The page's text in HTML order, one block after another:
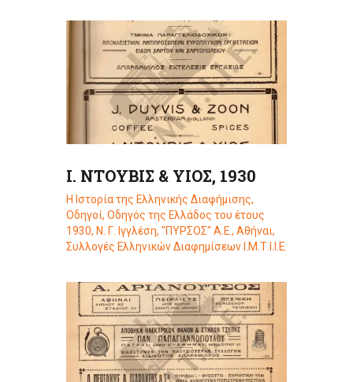
Ι. ΝΤΟΥΒΙΣ & ΥΙΟΣ, 1930
Η Ιστορία της Ελληνικής Διαφήμισης,
Οδηγοί, Οδηγός της Ελλάδος του έτους
1930, Ν. Γ. Ιγγλέση, "ΠΥΡΣΟΣ" Α.Ε., Αθήναι,
Συλλογές Ελληνικών Διαφημίσεων Ι.Μ.Τ.Ι.Ι.Ε.